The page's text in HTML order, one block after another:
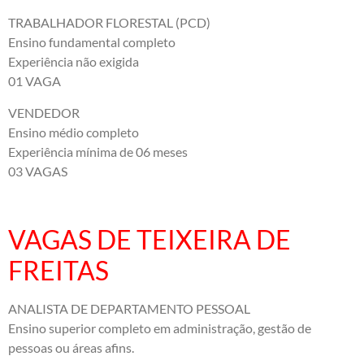
TRABALHADOR FLORESTAL (PCD)
Ensino fundamental completo
Experiência não exigida
01 VAGA
VENDEDOR
Ensino médio completo
Experiência mínima de 06 meses
03 VAGAS
VAGAS DE TEIXEIRA DE
FREITAS
ANALISTA DE DEPARTAMENTO PESSOAL
Ensino superior completo em administração, gestão de
pessoas ou áreas afins.